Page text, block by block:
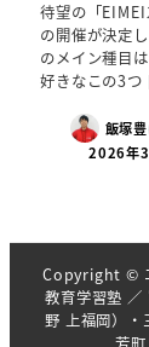
待望の「EIMEI
の開催が決定
のメイン種目
好きなこの3
飯塚
2026年
Copyright ©
教育学習塾 ／
野 上福岡）・